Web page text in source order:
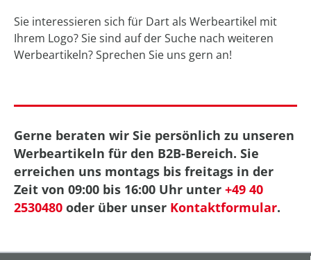
Sie interessieren sich für Dart als Werbeartikel mit
Ihrem Logo? Sie sind auf der Suche nach weiteren
Werbeartikeln? Sprechen Sie uns gern an!
Gerne beraten wir Sie persönlich zu unseren
Werbeartikeln für den B2B-Bereich. Sie
erreichen uns montags bis freitags in der
Zeit von 09:00 bis 16:00 Uhr unter +49 40
2530480 oder über unser Kontaktformular.